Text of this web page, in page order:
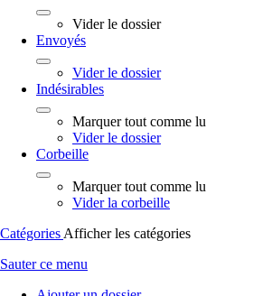
Vider le dossier
Envoyés
Vider le dossier
Indésirables
Marquer tout comme lu
Vider le dossier
Corbeille
Marquer tout comme lu
Vider la corbeille
Catégories Afficher les catégories
Sauter ce menu